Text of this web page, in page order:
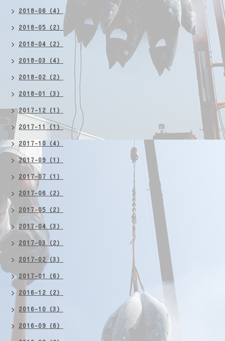
2018-06（4）
2018-05（2）
2018-04（2）
2018-03（4）
2018-02（2）
2018-01（3）
2017-12（1）
2017-11（1）
2017-10（4）
2017-09（1）
2017-07（1）
2017-06（2）
2017-05（2）
2017-04（3）
2017-03（2）
2017-02（3）
2017-01（6）
2016-12（2）
2016-10（3）
2016-09（6）